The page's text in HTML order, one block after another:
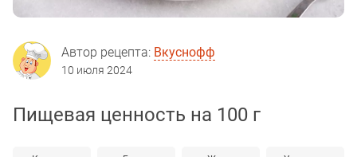
Автор рецепта: Вкуснофф
10 июля 2024
Пищевая ценность на 100 г